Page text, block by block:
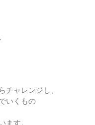
チャレンジし、
いくもの
ます。